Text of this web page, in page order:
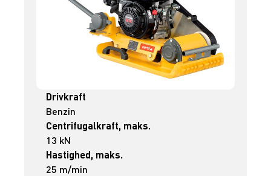
Drivkraft
Benzin
Centrifugalkraft, maks.
13 kN
Hastighed, maks.
25 m/min